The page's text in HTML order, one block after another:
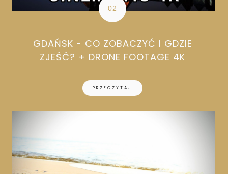
GDAŃSK - CO ZOBACZYĆ I GDZIE
ZJEŚĆ? + DRONE FOOTAGE 4K
PRZECZYTAJ